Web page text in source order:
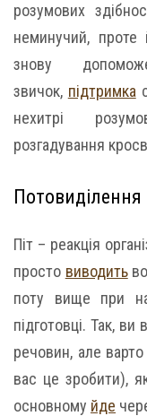
розумових
неминучий,
знову
звичок, підтримка
нехитрі
розгадування
Піт – реакція
просто виводить
поту вище при
підготовці. Так, ви
речовин, але
вас це зробити),
основному йде